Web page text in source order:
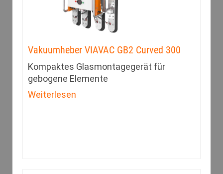
Vakuumheber VIAVAC GB2 Curved 300
Kompaktes Glasmontagegerät für
gebogene Elemente
Weiterlesen